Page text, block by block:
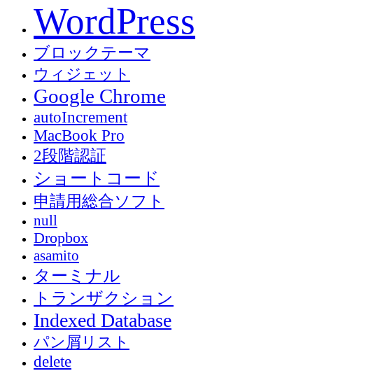
WordPress
ブロックテーマ
ウィジェット
Google Chrome
autoIncrement
MacBook Pro
2段階認証
ショートコード
申請用総合ソフト
null
Dropbox
asamito
ターミナル
トランザクション
Indexed Database
パン屑リスト
delete